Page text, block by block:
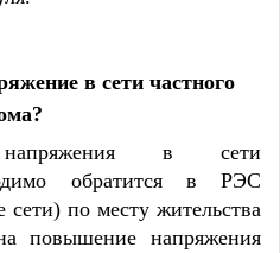
в сети частного
?
в сети
обратится в РЭС
сети) по месту жительства
повышение напряжения